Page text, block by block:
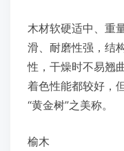
木材软硬适中、重
滑、耐磨性强，结
性，干燥时不易翘
着色性能都较好，
“黄金树”之美称。
榆木